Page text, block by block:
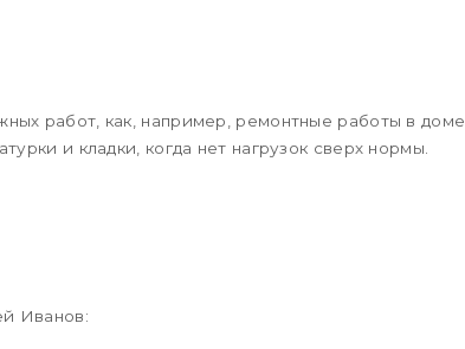
работ, как, например, ремонтные работы в доме.
и кладки, когда нет нагрузок сверх нормы.
Иванов: